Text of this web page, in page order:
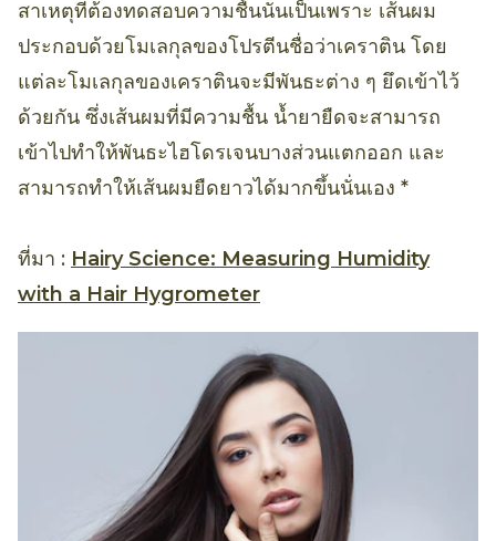
สาเหตุที่ต้องทดสอบความชื้นนั่นเป็นเพราะ เส้นผม
ประกอบด้วยโมเลกุลของโปรตีนชื่อว่าเคราติน โดย
แต่ละโมเลกุลของเคราตินจะมีพันธะต่าง ๆ ยึดเข้าไว้
ด้วยกัน ซึ่งเส้นผมที่มีความชื้น น้ำยายืดจะสามารถ
เข้าไปทำให้พันธะไฮโดรเจนบางส่วนแตกออก และ
สามารถทำให้เส้นผมยืดยาวได้มากขึ้นนั่นเอง *
ที่มา : Hairy Science: Measuring Humidity
with a Hair Hygrometer